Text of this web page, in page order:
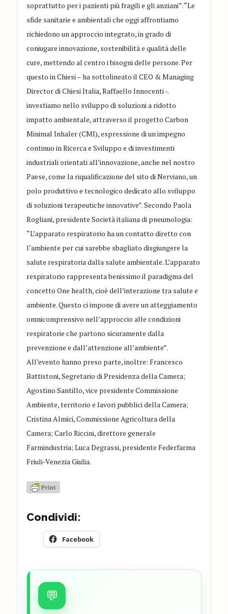
soprattutto per i pazienti più fragili e gli anziani”. “Le
sfide sanitarie e ambientali che oggi affrontiamo
richiedono un approccio integrato, in grado di
coniugare innovazione, sostenibilità e qualità delle
cure, mettendo al centro i bisogni delle persone. Per
questo in Chiesi – ha sottolineato il CEO & Managing
Director di Chiesi Italia, Raffaello Innocenti -.
investiamo nello sviluppo di soluzioni a ridotto
impatto ambientale, attraverso il progetto Carbon
Minimal Inhaler (CMI), espressione di un impegno
continuo in Ricerca e Sviluppo e di investimenti
industriali orientati all’innovazione, anche nel nostro
Paese, come la riqualificazione del sito di Nerviano, un
polo produttivo e tecnologico dedicato allo sviluppo
di soluzioni terapeutiche innovative”. Secondo Paola
Rogliani, presidente Società italiana di pneumologia:
“L’apparato respiratorio ha un contatto diretto con
l’ambiente per cui sarebbe sbagliato disgiungere la
salute respiratoria dalla salute ambientale. L’apparato
respiratorio rappresenta benissimo il paradigma del
concetto One health, cioè dell’interazione tra salute e
ambiente. Questo ci impone di avere un atteggiamento
omnicomprensivo nell’approccio alle condizioni
respiratorie che partono sicuramente dalla
prevenzione e dall’attenzione all’ambiente”.
All’evento hanno preso parte, inoltre: Francesco
Battistoni, Segretario di Presidenza della Camera;
Agostino Santillo, vice presidente Commissione
Ambiente, territorio e lavori pubblici della Camera;
Cristina Almici, Commissione Agricoltura della
Camera; Carlo Riccini, direttore generale
Farmindustria; Luca Degrassi, presidente Federfarma
Friuli-Venezia Giulia.
Condividi:
Facebook
💬